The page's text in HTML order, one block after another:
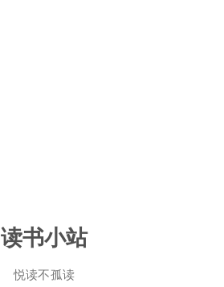
读书小站
悦读不孤读